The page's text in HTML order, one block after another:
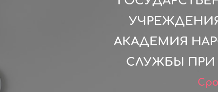
АКАДЕМИЯ
СЛУЖБЫ ПРИ